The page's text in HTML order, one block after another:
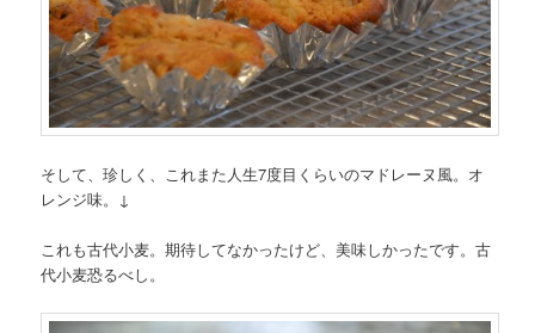
そして、珍しく、これまた人生7度目くらいのマドレーヌ風。オ
レンジ味。↓
これも古代小麦。期待してなかったけど、美味しかったです。古
代小麦恐るべし。